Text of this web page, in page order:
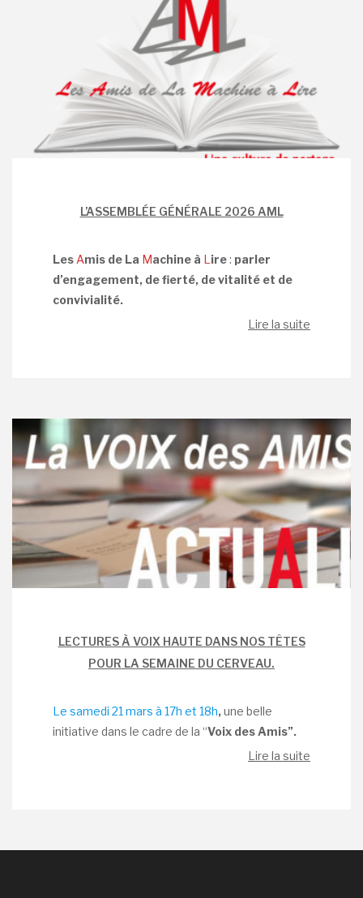
L’ASSEMBLÉE GÉNÉRALE 2026 AML
Les Amis de La Machine à L ire: parler
d’engagement, de fierté, de vitalité et de
convivialité.
Lire la suite
LECTURES À VOIX HAUTE DANS NOS TÊTES
POUR LA SEMAINE DU CERVEAU.
Le samedi 21 mars à 17h et 18h,une belle
initiative dans le cadre de la “Voix des Amis”.
Lire la suite